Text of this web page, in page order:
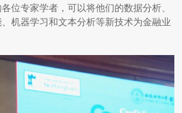
位专家学者，可以将他们的数据分析、
机器学习和文本分析等新技术为金融业